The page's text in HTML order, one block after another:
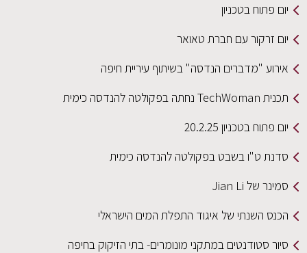
יום פתוח בטכניון
יום זרקור עם חברת טאואר
אירוע "מדברים הנדסה" בשיתוף עיריית חיפה
תכנית TechWoman נחתה בפקולטה להנדסה כימית
יום פתוח בטכניון 20.2.25
סדנת ט"ו בשבט בפקולטה להנדסה כימית
סמינר של Jian Li
הכנס השנתי של איגוד התפלת המים הישראלי
סיור סטודנטים במתקני מונומרים- בתי הזיקוק בחיפה